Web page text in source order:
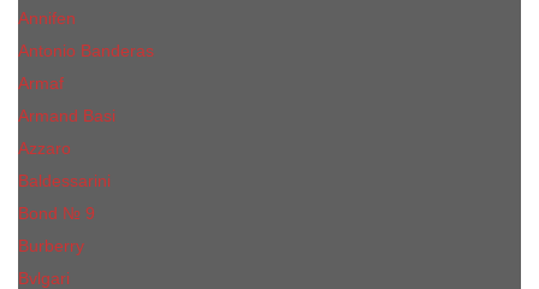
Annifen
Antonio Banderas
Armaf
Armand Basi
Azzaro
Baldessarini
Bond № 9
Burberry
Bvlgari